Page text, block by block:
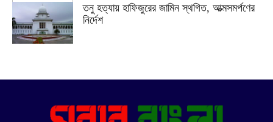
তনু হত্যায় হাফিজুরের জামিন স্থগিত, আত্মসমর্পণের
নির্দেশ